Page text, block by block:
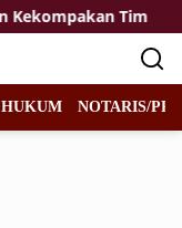
Tim
HUKUM NOTARIS/